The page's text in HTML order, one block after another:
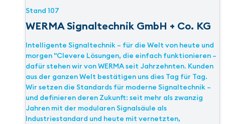
Stand 107
WERMA Signaltechnik GmbH + Co. KG
Intelligente Signaltechnik – für die Welt von heute und
morgen "Clevere Lösungen, die einfach funktionieren –
dafür stehen wir von WERMA seit Jahrzehnten. Kunden
aus der ganzen Welt bestätigen uns dies Tag für Tag.
Wir setzen die Standards für moderne Signaltechnik –
und definieren deren Zukunft: seit mehr als zwanzig
Jahren mit der modularen Signalsäule als
Industriestandard und heute mit vernetzten,